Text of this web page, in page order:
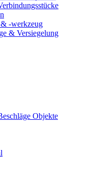
-werkzeug
& Versiegelung
Objekte